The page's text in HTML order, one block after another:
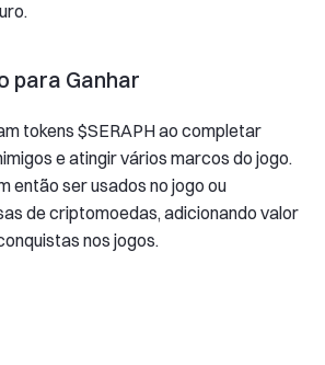
para Ganhar
tokens $SERAPH ao completar
e atingir vários marcos do jogo.
então ser usados no jogo ou
de criptomoedas, adicionando valor
nos jogos.